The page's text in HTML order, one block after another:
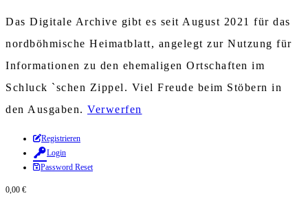
Das Digitale Archive gibt es seit August 2021 für das
nordböhmische Heimatblatt, angelegt zur Nutzung für
Informationen zu den ehemaligen Ortschaften im
Schluck `schen Zippel. Viel Freude beim Stöbern in
den Ausgaben. Verwerfen
Zum
Inhalt
springen
Registrieren
Login
Password Reset
0,00 €